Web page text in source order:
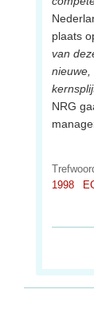
plaats
van
nieuwe,
NRG
1998